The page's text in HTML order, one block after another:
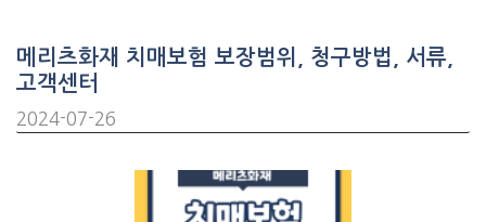
메리츠화재 치매보험 보장범위, 청구방법, 서류,
고객센터
2024-07-26